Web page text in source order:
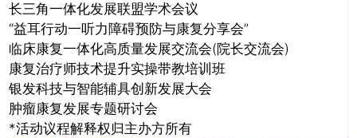
长三角一体化发展联盟学术会议
“益耳行动一听力障碍预防与康复分享会”
临床康复一体化高质量发展交流会(院长交流会)
康复治疗师技术提升实操带教培训班
银发科技与智能辅具创新发展大会
肿瘤康复发展专题研讨会
*活动议程解释权归主办方所有